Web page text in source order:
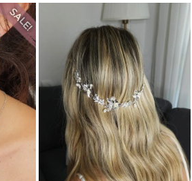
SALE!